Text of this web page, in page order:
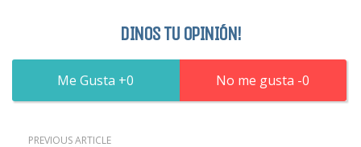
DINOS TU OPINIÓN!
0 0
PREVIOUS ARTICLE